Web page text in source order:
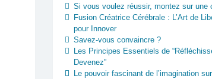
Si vous voulez réussir, montez sur une
Fusion Créatrice Cérébrale : L’Art de
pour Innover
Savez-vous convaincre ?
Les Principes Essentiels de
Devenez”
Le pouvoir fascinant de l’imagination